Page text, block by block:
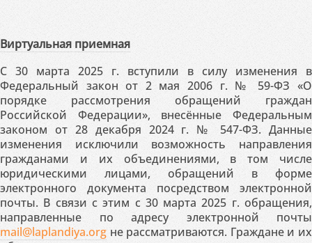
Виртуальная приемная
С 30 марта 2025 г. вступили в силу изменения в
Федеральный закон от 2 мая 2006 г. № 59-ФЗ «О
порядке рассмотрения обращений граждан
Российской Федерации», внесённые Федеральным
законом от 28 декабря 2024 г. № 547-ФЗ. Данные
изменения исключили возможность направления
гражданами и их объединениями, в том числе
юридическими лицами, обращений в форме
электронного документа посредством электронной
почты. В связи с этим с 30 марта 2025 г. обращения,
направленные по адресу электронной почты
mail@laplandiya.org не рассматриваются. Граждане и их